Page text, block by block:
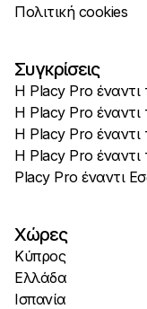
Πολιτική cookies
Συγκρίσεις
Η Placy Pro έναντι
Η Placy Pro έναντι
Η Placy Pro έναντι
Η Placy Pro
Placy Pro έναντι
Χώρες
Κύπρος
Ελλάδα
Ισπανία